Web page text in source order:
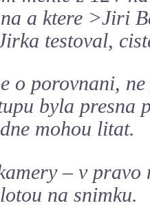
a ktere >Jiri
testoval,
o porovnani,
byla presna
mohou litat.
– v
na snimku.